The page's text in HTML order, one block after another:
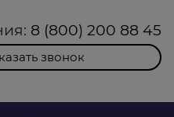
8 (800) 200 88 45
звонок